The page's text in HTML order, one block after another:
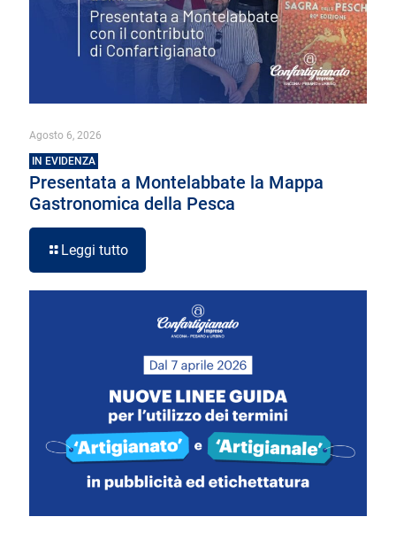
Agosto 6, 2026
IN EVIDENZA
Presentata a Montelabbate la Mappa
Gastronomica della Pesca
Leggi tutto